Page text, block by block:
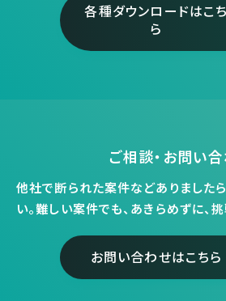
各種ダウンロードはこち
ら
ご相談・お問い
他社で断られた案件などありましたら
い。難しい案件でも、あきらめずに、挑
お問い合わせはこちら